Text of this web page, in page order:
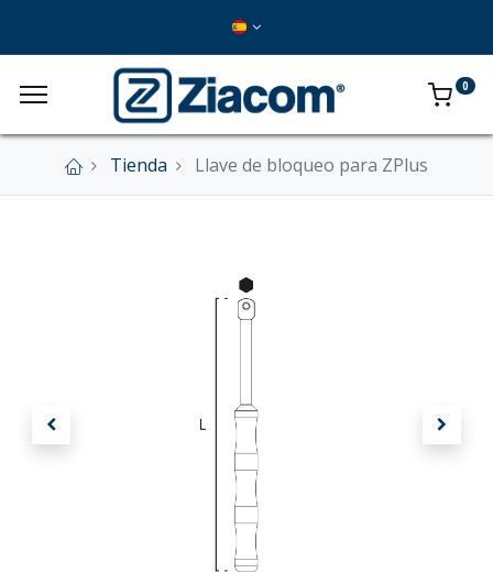
0
Tienda Llave de bloqueo para ZPlus
forma definitiva.
En este momento no se aceptan pedidos a
través del sitio web.
Para cualquier consulta o información
adicional, puedes ponerte en contacto con
nosotros a través de nuestros medios de
contacto: